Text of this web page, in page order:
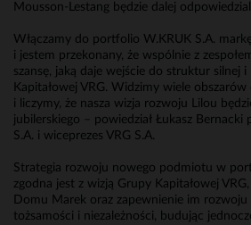
Mousson-Lestang będzie dalej
Włączamy do portfolio W.KRUK S.A.
i jestem przekonany, że wspólnie z
szansę, jaką daje wejście do struktur silnej
Kapitałowej VRG. Widzimy wiele
i liczymy, że nasza wizja rozwoju Lilou
jubilerskiego – powiedział Łukasz Bernacki
S.A. i wiceprezes VRG S.A.
Strategia rozwoju nowego podmiotu w
zgodna jest z wizją Grupy Kapitałowej
Domu Marek oraz zapewnienie im
tożsamości i niezależności, budując